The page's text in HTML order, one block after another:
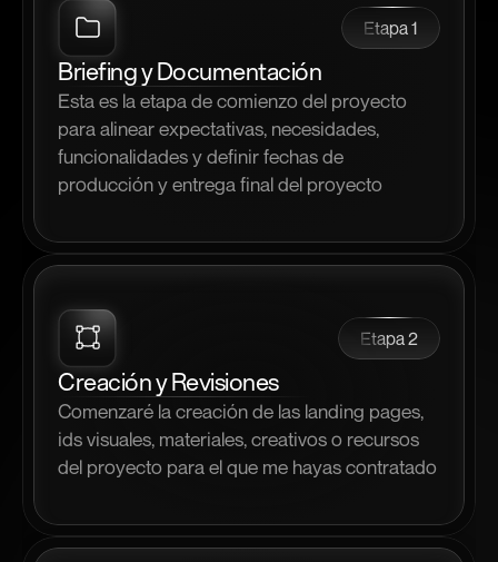
Etapa 1
Briefing y Documentación
Esta es la etapa de comienzo del proyecto
para alinear expectativas, necesidades,
funcionalidades y definir fechas de
producción y entrega final del proyecto
Etapa 2
Creación y Revisiones
Comenzaré la creación de las landing pages,
ids visuales, materiales, creativos o recursos
del proyecto para el que me hayas contratado